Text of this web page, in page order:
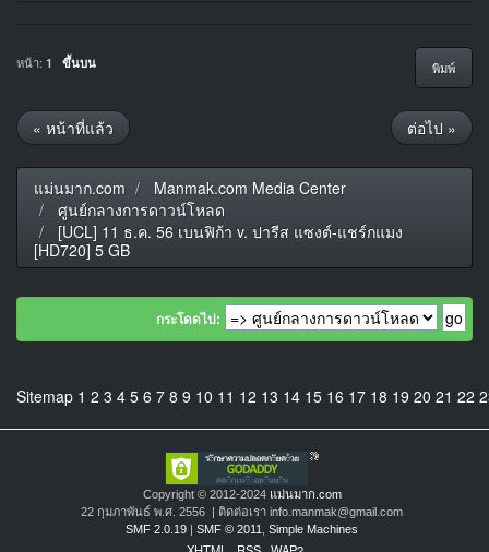
พิมพ์
หน้า: 1 ขึ้นบน
« หน้าที่แล้ว ต่อไป »
แม่นมาก.com
Manmak.com Media Center
ศูนย์กลางการดาวน์โหลด
[UCL] 11 ธ.ค. 56 เบนฟิก้า v. ปารีส แซงต์-แชร์กแมง
[HD720] 5 GB
กระโดดไป:
Sitemap 1 2 3 4 5 6 7 8 9 10 11 12 13 14 15 16 17 18 19 20 21 22
Copyright © 2012-2024 แม่นมาก.com
22 กุมภาพันธ์ พ.ศ. 2556 | ติดต่อเรา info.manmak@gmail.com
SMF 2.0.19 | SMF © 2011 Simple Machines